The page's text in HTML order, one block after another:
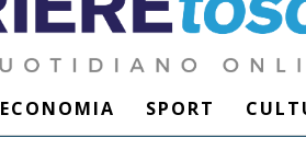
ECONOMIA SPORT